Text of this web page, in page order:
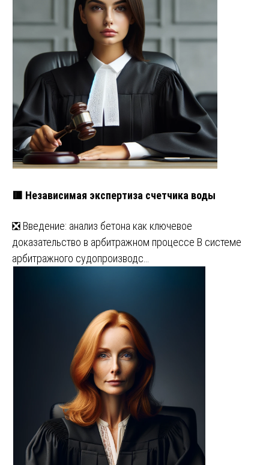
🟥 Независимая экспертиза счетчика воды
❎ Введение: анализ бетона как ключевое
доказательство в арбитражном процессе В системе
арбитражного судопроизводс…